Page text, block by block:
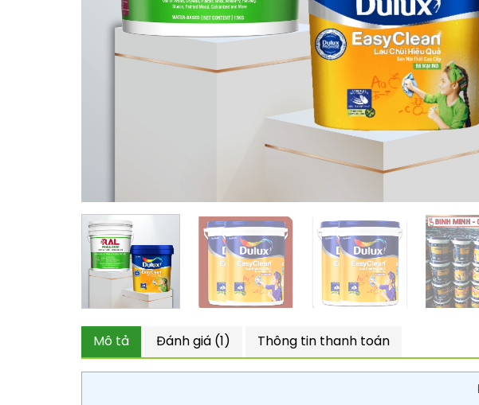
Mô tả Đánh giá (1) Thông tin thanh toán